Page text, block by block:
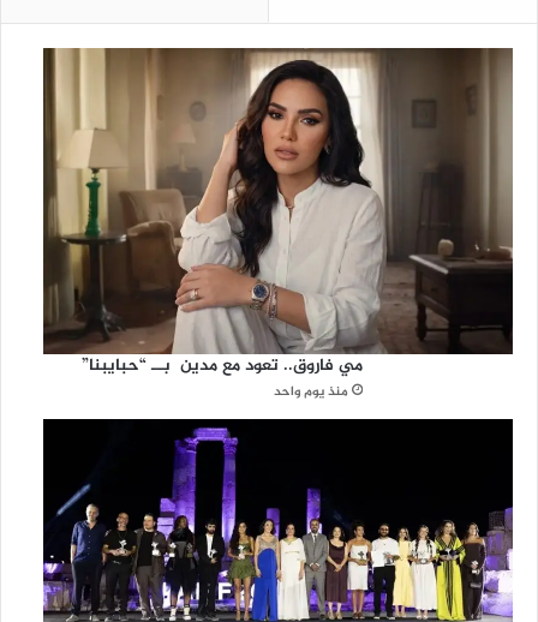
مي فاروق.. تعود مع مدين بــ “حبايبنا”
منذ يوم واحد